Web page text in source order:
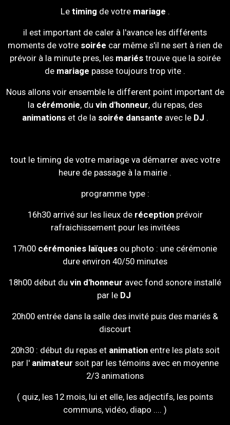
Le timing de votre mariage .
il est important de caler à l'avance les différents
moments de votre soirée car même s'il ne sert à rien de
prévoir à la minute pres, les mariéstrouve que la soirée
de mariage passe toujours trop vite .
Nous allons voir ensemble le different point important de
la cérémonie, du vin d'honneur, du repas, des
animationset de lasoirée dansante avec leDJ .
tout le timing de votre mariage va démarrer avec votre
heure de passage à la mairie .
programme type :
16h30 arrivé sur les lieux deréceptionprévoir
rafraichissement pour les invitées
17h00 cérémonies laïques ou photo : une cérémonie
dure environ 40/50 minutes
18h00 début du vin d'honneur avec fond sonore installé
par le DJ
20h00 entrée dans la salle des invité puis des mariés &
discourt
20h30 : début du repas etanimationentre les plats soit
par l' animateur soit par les témoins avec en moyenne
2/3 animations
( quiz, les 12 mois, lui et elle, les adjectifs, les points
communs, vidéo, diapo .... )